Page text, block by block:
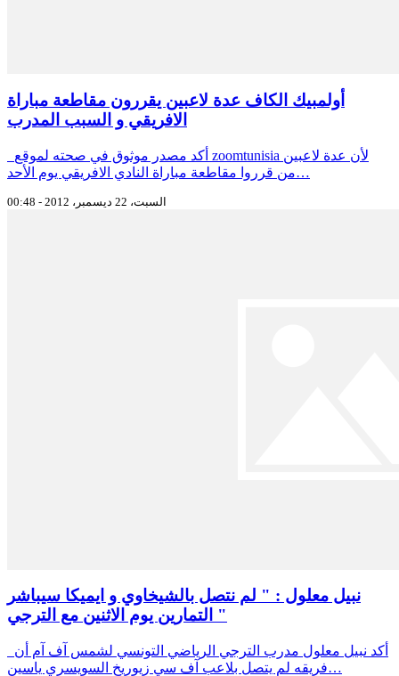
أولمبيك الكاف عدة لاعبين يقررون مقاطعة مباراة
الافريقي و السبب المدرب
من قرروا مقاطعة مباراة النادي الافريقي يوم الأحد…
السبت، 22 ديسمبر، 2012 - 00:48
نبيل معلول : " لم نتصل بالشيخاوي و ايميكا سيباشر
التمارين يوم الاثنين مع الترجي "
فريقه لم يتصل بلاعب آف سي زيوريخ السويسري ياسين…